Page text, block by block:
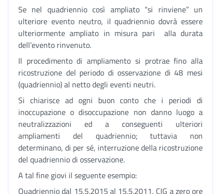
Se nel quadriennio così ampliato “si rinviene” un
ulteriore evento neutro, il quadriennio dovrà essere
ulteriormente ampliato in misura pari alla durata
dell’evento rinvenuto.
Il procedimento di ampliamento si protrae fino alla
ricostruzione del periodo di osservazione di 48 mesi
(quadriennio) al netto degli eventi neutri.
Si chiarisce ad ogni buon conto che i periodi di
inoccupazione o disoccupazione non danno luogo a
neutralizzazioni ed a conseguenti ulteriori
ampliamenti del quadriennio; tuttavia non
determinano, di per sé, interruzione della ricostruzione
del quadriennio di osservazione.
A tal fine giovi il seguente esempio:
Quadriennio dal 15.5.2015 al 15.5.2011, CIG a zero ore